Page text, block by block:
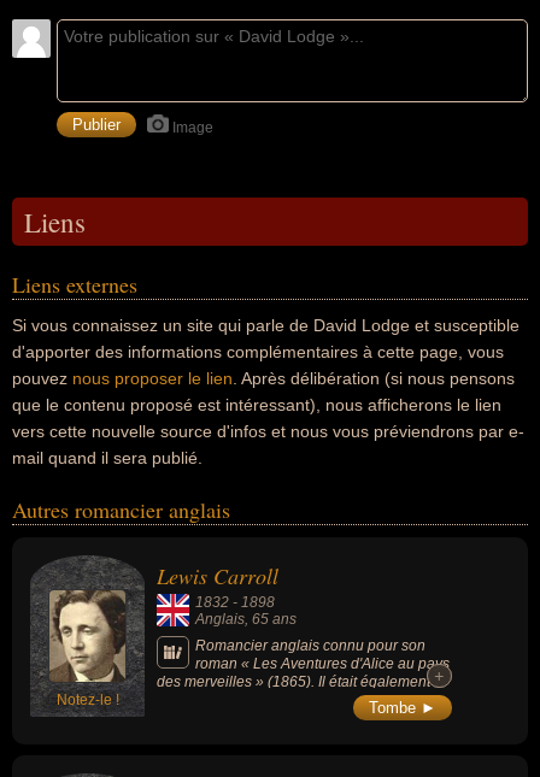
Image
Liens
Liens externes
Si vous connaissez un site qui parle de David Lodge et susceptible
d'apporter des informations complémentaires à cette page, vous
pouvez nous proposer le lien . Après délibération (si nous pensons
que le contenu proposé est intéressant), nous afficherons le lien
vers cette nouvelle source d'infos et nous vous préviendrons par e-
mail quand il sera publié.
Autres romancier anglais
Notez-le !
Lewis Carroll
1832 - 1898
Anglais, 65 ans
Romancier anglais connu pour son
roman « Les Aventures d'Alice au pays
des merveilles » (1865). Il était également
photographe et mathématicien.
+
+
Tombe ►